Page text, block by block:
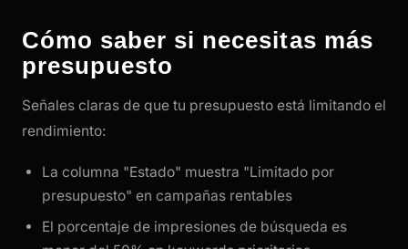
Cómo saber si necesitas más
presupuesto
Señales claras de que tu presupuesto está limitando el
rendimiento:
La columna "Estado" muestra "Limitado por
presupuesto" en campañas rentables
El porcentaje de impresiones de búsqueda es